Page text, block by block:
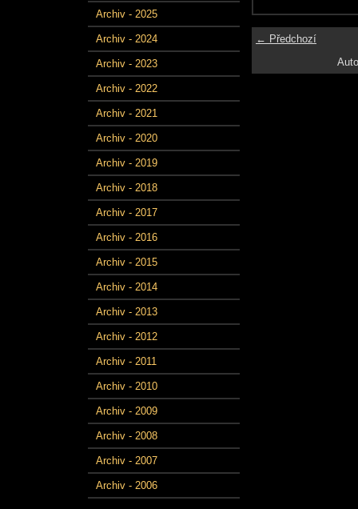
Archiv - 2025
Archiv - 2024
Archiv - 2023
Archiv - 2022
Archiv - 2021
Archiv - 2020
Archiv - 2019
Archiv - 2018
Archiv - 2017
Archiv - 2016
Archiv - 2015
Archiv - 2014
Archiv - 2013
Archiv - 2012
Archiv - 2011
Archiv - 2010
Archiv - 2009
Archiv - 2008
Archiv - 2007
Archiv - 2006
← Předchozí